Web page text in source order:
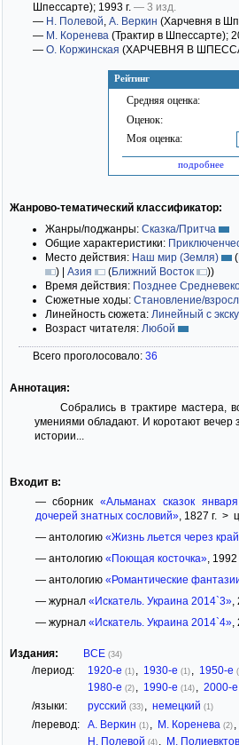
Рейтинг
Средняя оценка:
Оценок:
Моя оценка:
подробнее
Шпессарте); 1993 г. — 3 изд.
— Н. Полевой, А. Веркин (Харчевня в
— М. Коренева (Трактир в Шпессарте);
— О. Коржинская (ХАРЧЕВНЯ В
Жанрово-тематический классификатор:
Жанры/поджанры: Сказка/Притча
Общие характеристики:
Место действия: Наш мир (Земля) (
) | Азия (Ближний Восток ))
Время действия: Позднее
Сюжетные ходы: Становление/
Линейность сюжета: Линейный с
Возраст читателя: Любой
Всего проголосовало: 36
Аннотация:
Собрались в трактире мастера,
умениями обладают. И коротают вечер
истории...
Входит в:
— сборник«Альманах сказок
дочерей знатных сословий», 1827 г. >
— антологию «Жизнь льется через
— антологию «Поющая косточка», 1992
— антологию «Романтические
— журнал «Искатель. Украина 2014`3»,
— журнал «Искатель. Украина 2014`4»,
Издания: ВСЕ (34)
/период: 1920-е (1) 1930-е (1) 1950-е
1980-е (2) 1990-е (14) 2000-е
/языки: русский (33) немецкий (1)
/перевод: А. Веркин (1) М. Коренева (2)
Н. Полевой (4) М.